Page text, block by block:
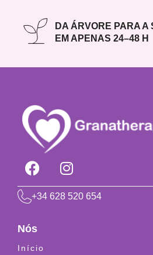
DA ÁRVORE PARA A
EM APENAS 24–48 H
+34 628 520 654
Nós
Início